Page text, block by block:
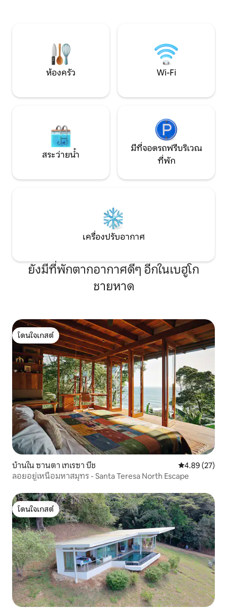
ที่สุดในคอสตาริกา
กม.
ห้องครัว Wi-Fi
สระว่ายน้ำ
มีที่จอดรถฟรีบริเวณ
ที่พัก
เครื่องปรับอากาศ
ยังมีที่พักตากอากาศดีๆ อีกในเบฮูโก
ชายหาด
โดนใจเกสต์
โดนใจเกสต์
บ้านใน ซานตา เทเรซา บีช คะแนนเฉลี่ย
4.89 (27)
ลอยอยู่เหนือมหาสมุทร - Santa Teresa North Escape
โดนใจเกสต์
โดนใจเกสต์